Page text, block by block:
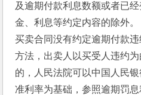
及逾期付款利息数额或者已
金、利息等约定内容的除外。
买卖合同没有约定逾期付款
方法，出卖人以买受人违约
的，人民法院可以中国人民
准利率为基础，参照逾期罚息